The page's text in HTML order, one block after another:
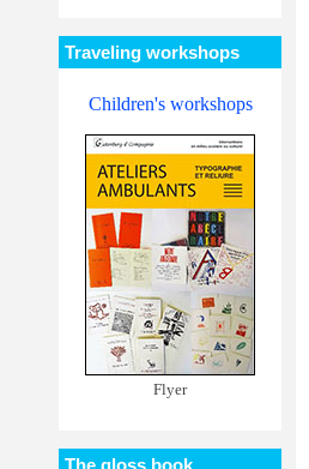
Traveling workshops
Children's workshops
Flyer
The gloss book